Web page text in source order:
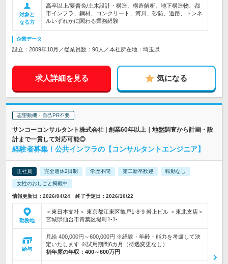
対象と
なる方
高卒以上/要普免/土木設計・構造、構造解析、地下構造物、都
市インフラ、鋼材、コンクリート、河川、砂防、道路、トンネ
ルいずれかに関わる業務経験
企業データ
設立：2009年10月／従業員数：90人／本社所在地：埼玉県
求人詳細を見る 気になる
志望動機・自己PR不要
サンコーコンサルタント株式会社 | 創業60年以上｜地盤調査から計画・設
計まで一貫して対応可能◎
経験者募集！公共インフラの【コンサルタントエンジニア】
正社員 完全週休2日制 学歴不問 第二新卒歓迎 転勤なし
女性のおしごと掲載中
情報更新日：2026/04/24 終了予定日：2026/10/22
勤務地
＜東日本支社＞ 東京都江東区亀戸1-8-9 岩上ビル ＜東北支店＞
宮城県仙台市青葉区堤町1-1-…
給与
月給 400,000円～600,000円 ※経験・年齢・能力を考慮して決
定いたします ※試用期間6カ月（待遇変更なし）
初年度の年収： 400～600万円